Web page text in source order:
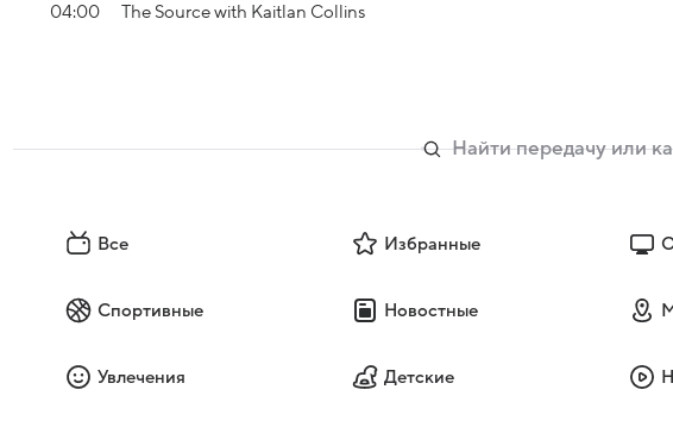
04:00
The Source with Kaitlan Collins
Все Избранные
Спортивные Новостные
Увлечения Детские